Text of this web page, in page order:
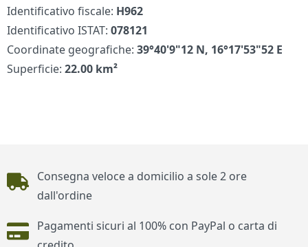
Identificativo fiscale: H962
Identificativo ISTAT:078121
Coordinate geografiche:39°40'9"12 N, 16°17'53"52 E
Superficie:22.00 km²
Piè di pagina
Consegna veloce a domicilio a sole 2 ore
dall'ordine
Pagamenti sicuri al 100% con PayPal o carta di